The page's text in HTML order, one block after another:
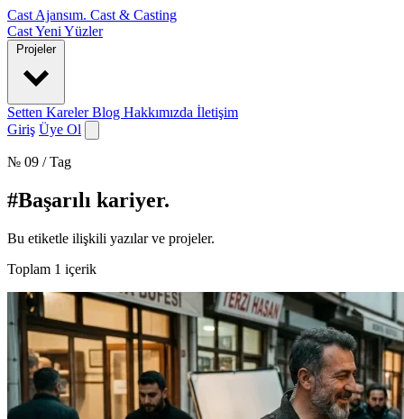
Cast Ajansım. Cast & Casting
CastYeni Yüzler
Projeler
Setten KarelerBlog Hakkımızda İletişim
Giriş Üye Ol
№ 09 / Tag
#Başarılı kariyer.
Bu etiketle ilişkili yazılar ve projeler.
Toplam 1 içerik